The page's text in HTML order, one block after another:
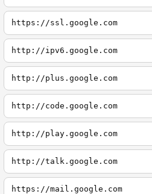
https://ssl.google.com
http://ipv6.google.com
http://plus.google.com
http://code.google.com
http://play.google.com
http://talk.google.com
https://mail.google.com